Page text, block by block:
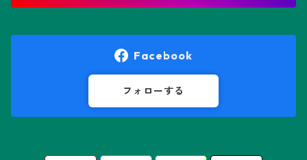
オレオケレウス属
プセウドリトス属
Facebook
フォローする